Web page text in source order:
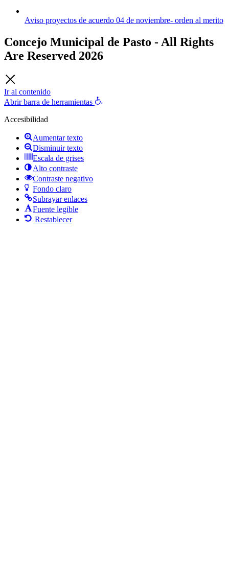
Aviso proyectos de acuerdo 04 de noviembre- orden al merito
Concejo Municipal de Pasto - All Rights
Are Reserved 2026
Ir al contenido
Abrir barra de herramientas
Accesibilidad
Aumentar texto
Disminuir texto
Escala de grises
Alto contraste
Contraste negativo
Fondo claro
Subrayar enlaces
Fuente legible
Restablecer